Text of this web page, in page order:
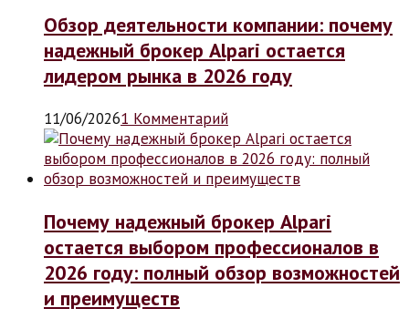
Обзор деятельности компании: почему
надежный брокер Alpari остается
лидером рынка в 2026 году
11/06/20261 Комментарий
Почему надежный брокер Alpari
остается выбором профессионалов в
2026 году: полный обзор возможностей
и преимуществ